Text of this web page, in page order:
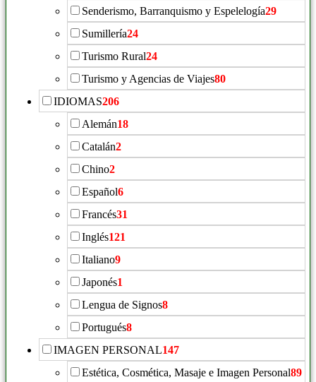
Senderismo, Barranquismo y Espelelogía29
Sumillería24
Turismo Rural24
Turismo y Agencias de Viajes80
IDIOMAS206
Alemán18
Catalán2
Chino2
Español6
Francés31
Inglés121
Italiano9
Japonés1
Lengua de Signos8
Portugués8
IMAGEN PERSONAL147
Estética, Cosmética, Masaje e Imagen Personal89